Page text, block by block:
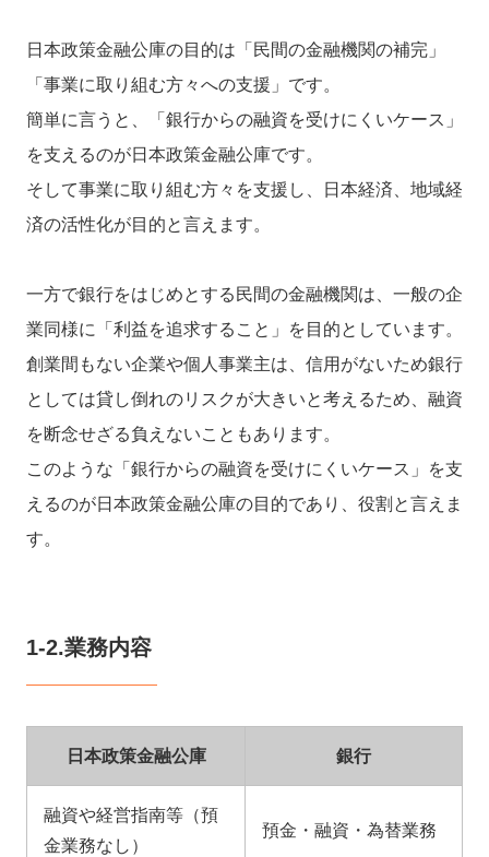
日本政策金融公庫の目的は「民間の金融機関の補完」
「事業に取り組む方々への支援」です。
簡単に言うと、「銀行からの融資を受けにくいケース」
を支えるのが日本政策金融公庫です。
そして事業に取り組む方々を支援し、日本経済、地域経
済の活性化が目的と言えます。
一方で銀行をはじめとする民間の金融機関は、一般の企
業同様に「利益を追求すること」を目的としています。
創業間もない企業や個人事業主は、信用がないため銀行
としては貸し倒れのリスクが大きいと考えるため、融資
を断念せざる負えないこともあります。
このような「銀行からの融資を受けにくいケース」を支
えるのが日本政策金融公庫の目的であり、役割と言えま
す。
1-2.業務内容
日本政策金融公庫 銀行
融資や経営指南等（預
金業務なし）
預金・融資・為替業務